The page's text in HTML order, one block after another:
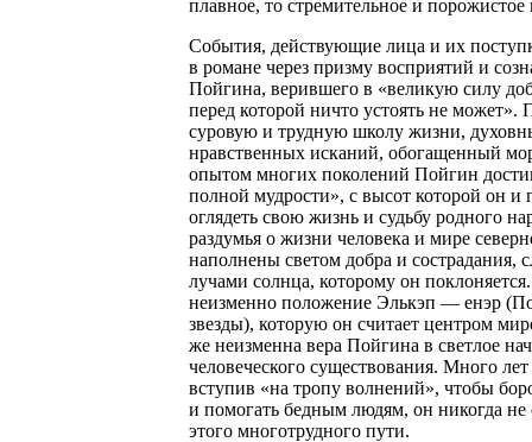
плавное, то стремительное и порожистое
События, действующие лица и их
в романе через призму восприятий и
Пойгина, верившего в «великую силу
перед которой ничто устоять не
суровую и трудную школу жизни,
нравственных исканий, обогащенный
опытом многих поколений Пойгин
полной мудрости», с высот которой он и
оглядеть свою жизнь и судьбу родного
раздумья о жизни человека и мире
наполнены светом добра и сострадания,
лучами солнца, которому он
неизменно положение Элькэп — енэр
звезды), которую он считает центром
же неизменна вера Пойгина в светлое
человеческого существования. Много лет
вступив «на тропу волнений», чтобы
и помогать бедным людям, он никогда не
этого многотрудного пути.